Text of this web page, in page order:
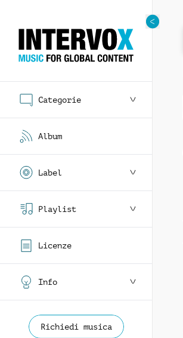
Categorie
Album
Label
Playlist
Licenze
Info
Richiedi musica